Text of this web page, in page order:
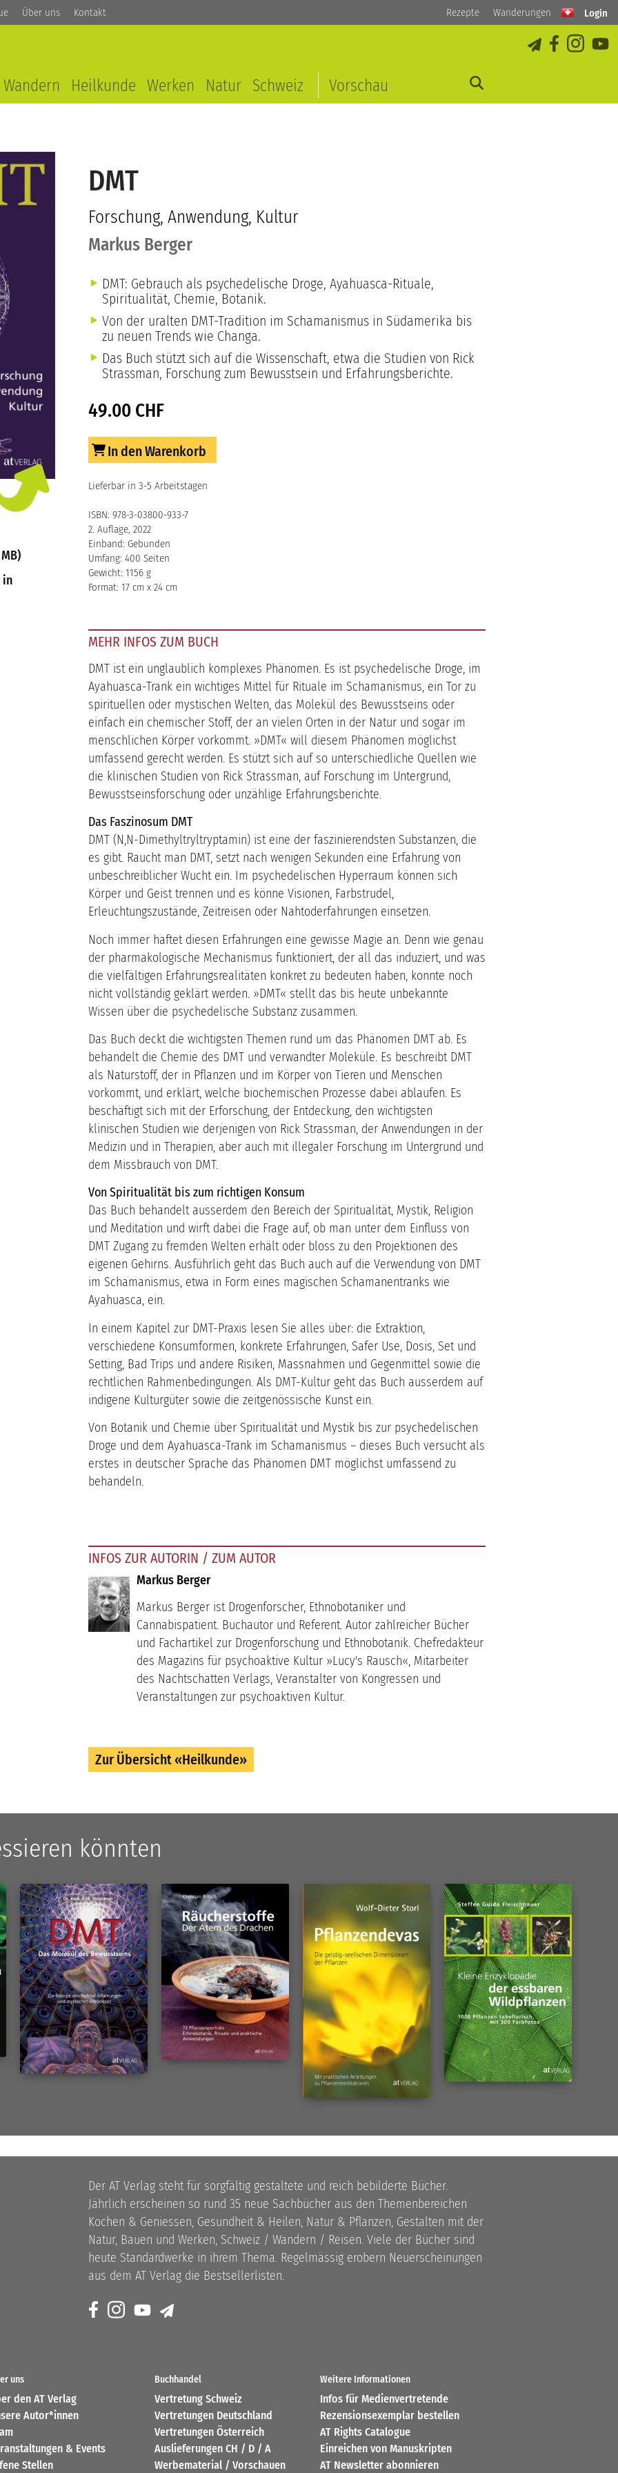
Über uns Kontakt Rezepte Wanderungen Login
Wandern Heilkunde Werken Natur Schweiz Vorschau
in
DMT
Forschung, Anwendung, Kultur
Markus Berger
DMT: Gebrauch als psychedelische Droge, Ayahuasca-Rituale,
Spiritualität, Chemie, Botanik.
Von der uralten DMT-Tradition im Schamanismus in Südamerika bis
zu neuen Trends wie Changa.
Das Buch stützt sich auf die Wissenschaft, etwa die Studien von Rick
Strassman, Forschung zum Bewusstsein und Erfahrungsberichte.
49.00 CHF
In den Warenkorb
Lieferbar in 3-5 Arbeitstagen
ISBN: 978-3-03800-933-7
2. Auflage, 2022
Einband: Gebunden
Umfang: 400 Seiten
Gewicht: 1156 g
Format: 17 cm x 24 cm
MEHR INFOS ZUM BUCH
DMT ist ein unglaublich komplexes Phänomen. Es ist psychedelische Droge, im
Ayahuasca-Trank ein wichtiges Mittel für Rituale im Schamanismus, ein Tor zu
spirituellen oder mystischen Welten, das Molekül des Bewusstseins oder
einfach ein chemischer Stoff, der an vielen Orten in der Natur und sogar im
menschlichen Körper vorkommt. »DMT« will diesem Phänomen möglichst
umfassend gerecht werden. Es stützt sich auf so unterschiedliche Quellen wie
die klinischen Studien von Rick Strassman, auf Forschung im Untergrund,
Bewusstseinsforschung oder unzählige Erfahrungsberichte.
Das Faszinosum DMT
DMT (N,N-Dimethyltryltryptamin) ist eine der faszinierendsten Substanzen, die
es gibt. Raucht man DMT, setzt nach wenigen Sekunden eine Erfahrung von
unbeschreiblicher Wucht ein. Im psychedelischen Hyperraum können sich
Körper und Geist trennen und es könne Visionen, Farbstrudel,
Erleuchtungszustände, Zeitreisen oder Nahtoderfahrungen einsetzen.
Noch immer haftet diesen Erfahrungen eine gewisse Magie an. Denn wie genau
der pharmakologische Mechanismus funktioniert, der all das induziert, und was
die vielfältigen Erfahrungsrealitäten konkret zu bedeuten haben, konnte noch
nicht vollständig geklärt werden. »DMT« stellt das bis heute unbekannte
Wissen über die psychedelische Substanz zusammen.
Das Buch deckt die wichtigsten Themen rund um das Phänomen DMT ab. Es
behandelt die Chemie des DMT und verwandter Moleküle. Es beschreibt DMT
als Naturstoff, der in Pflanzen und im Körper von Tieren und Menschen
vorkommt, und erklärt, welche biochemischen Prozesse dabei ablaufen. Es
beschäftigt sich mit der Erforschung, der Entdeckung, den wichtigsten
klinischen Studien wie derjenigen von Rick Strassman, der Anwendungen in der
Medizin und in Therapien, aber auch mit illegaler Forschung im Untergrund und
dem Missbrauch von DMT.
Von Spiritualität bis zum richtigen Konsum
Das Buch behandelt ausserdem den Bereich der Spiritualität, Mystik, Religion
und Meditation und wirft dabei die Frage auf, ob man unter dem Einfluss von
DMT Zugang zu fremden Welten erhält oder bloss zu den Projektionen des
eigenen Gehirns. Ausführlich geht das Buch auch auf die Verwendung von DMT
im Schamanismus, etwa in Form eines magischen Schamanentranks wie
Ayahuasca, ein.
In einem Kapitel zur DMT-Praxis lesen Sie alles über: die Extraktion,
verschiedene Konsumformen, konkrete Erfahrungen, Safer Use, Dosis, Set und
Setting, Bad Trips und andere Risiken, Massnahmen und Gegenmittel sowie die
rechtlichen Rahmenbedingungen. Als DMT-Kultur geht das Buch ausserdem auf
indigene Kulturgüter sowie die zeitgenössische Kunst ein.
Von Botanik und Chemie über Spiritualität und Mystik bis zur psychedelischen
Droge und dem Ayahuasca-Trank im Schamanismus – dieses Buch versucht als
erstes in deutscher Sprache das Phänomen DMT möglichst umfassend zu
behandeln.
INFOS ZUR AUTORIN / ZUM AUTOR
Markus Berger
Markus Berger ist Drogenforscher, Ethnobotaniker und
Cannabispatient. Buchautor und Referent. Autor zahlreicher Bücher
und Fachartikel zur Drogenforschung und Ethnobotanik. Chefredakteur
des Magazins für psychoaktive Kultur »Lucy's Rausch«, Mitarbeiter
des Nachtschatten Verlags, Veranstalter von Kongressen und
Veranstaltungen zur psychoaktiven Kultur.
Zur Übersicht «Heilkunde»
könnten
Der AT Verlag steht für sorgfältig gestaltete und reich bebilderte Bücher.
Jährlich erscheinen so rund 35 neue Sachbücher aus den Themenbereichen
Kochen & Geniessen, Gesundheit & Heilen, Natur & Pflanzen, Gestalten mit der
Natur, Bauen und Werken, Schweiz / Wandern / Reisen. Viele der Bücher sind
heute Standardwerke in ihrem Thema. Regelmässig erobern Neuerscheinungen
aus dem AT Verlag die Bestsellerlisten.
uns
den AT Verlag
Autor*innen
& Events
Stellen
Buchhandel
Vertretung Schweiz
Vertretungen Deutschland
Vertretungen Österreich
Auslieferungen CH / D / A
Werbematerial / Vorschauen
Weitere Informationen
Infos für Medienvertretende
Rezensionsexemplar bestellen
AT Rights Catalogue
Einreichen von Manuskripten
AT Newsletter abonnieren